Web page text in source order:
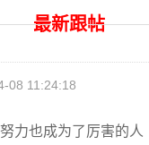
最新跟帖
08 11:24:18
力也成为了厉害的人